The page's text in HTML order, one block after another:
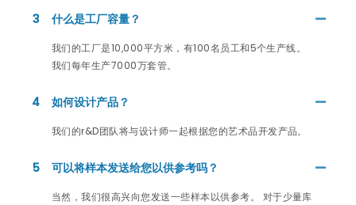
3 什么是工厂容量？
我们的工厂是10,000平方米，有100名员工和5个生产线。
我们每年生产7000万套管。
4 如何设计产品？
我们的r&D团队将与设计师一起根据您的艺术品开发产品。
5 可以将样本发送给您以供参考吗？
当然，我们很高兴向您发送一些样本以供参考。 对于少量库